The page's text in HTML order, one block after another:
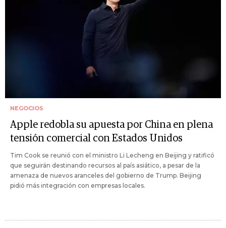
NEGOCIOS
Apple redobla su apuesta por China en plena
tensión comercial con Estados Unidos
Tim Cook se reunió con el ministro Li Lecheng en Beijing y ratificó
que seguirán destinando recursos al país asiático, a pesar de la
amenaza de nuevos aranceles del gobierno de Trump. Beijing
pidió más integración con empresas locales.